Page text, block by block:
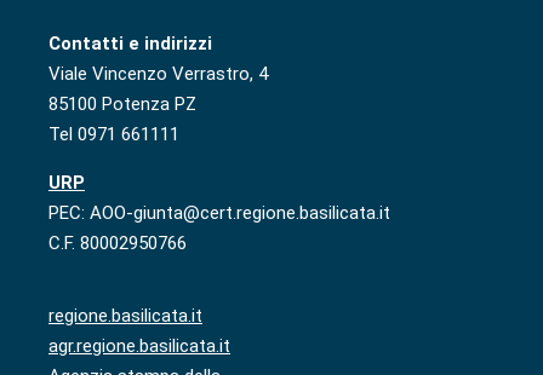
Contatti e indirizzi
Viale Vincenzo Verrastro, 4
85100 Potenza PZ
Tel 0971 661111
URP
PEC: AOO-giunta@cert.regione.basilicata.it
C.F. 80002950766
regione.basilicata.it
agr.regione.basilicata.it